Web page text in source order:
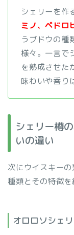
シェリーを作
ミノ、ペドロ
うブドウの種
様々。一言で
を熟成させた
味わいや香り
シェリー樽
いの違い
次にウイスキー
種類とその特徴を
オロロソシェ